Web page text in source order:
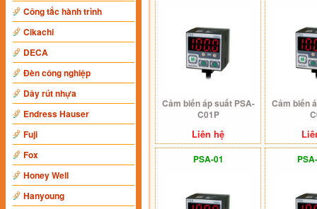
Công tắc hành trình
Cikachi
DECA
Đèn công nghiệp
Dây rút nhựa
Endress Hauser
Fuji
Fox
Honey Well
Hanyoung
Cảm biến áp suất PSA-
C01P
Liên hệ
Cảm biến
PSA-01